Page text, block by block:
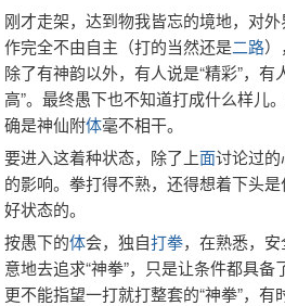
刚才走架，达到物我皆忘的境地，对
作完全不由自主（打的当然还是二路）
除了有神韵以外，有人说是“精彩”，
高”。最终愚下也不知道打成什么样儿
确是神仙附体毫不相干。
要进入这着种状态，除了上面讨论过
的影响。拳打得不熟，还得想着下头
好状态的。
按愚下的体会，独自打拳，在熟悉，
意地去追求“神拳”，只是让条件都具备
更不能指望一打就打整套的“神拳”，